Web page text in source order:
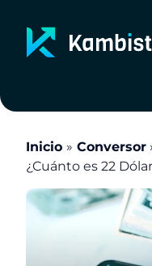
contenido
Inicio
Conversor
¿Cuánto es 22